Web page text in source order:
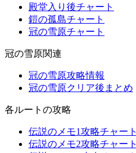
殿堂入り後チャート
鎧の孤島チャート
冠の雪原チャート
冠の雪原関連
冠の雪原攻略情報
冠の雪原クリア後まとめ
各ルートの攻略
伝説のメモ1攻略チャート
伝説のメモ2攻略チャート